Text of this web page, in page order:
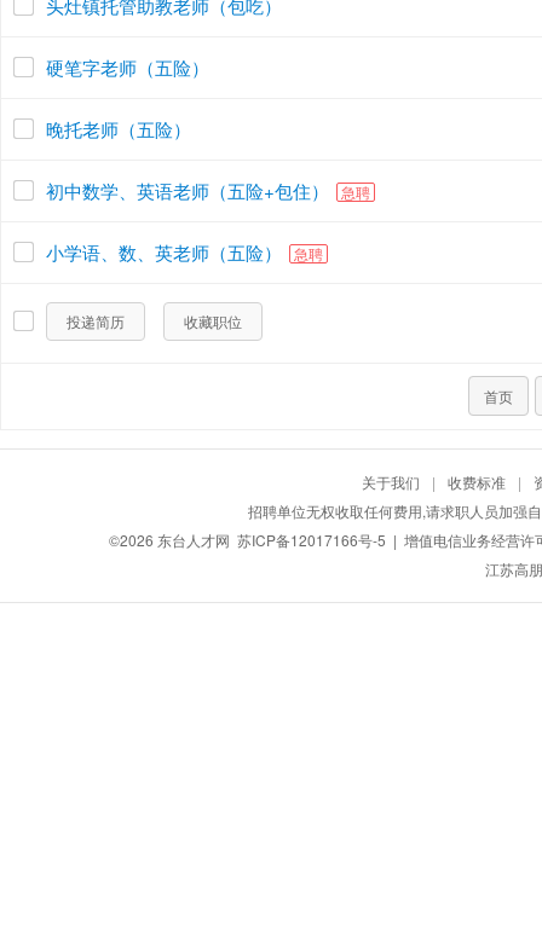
头灶镇托管助教老师（包吃）
硬笔字老师（五险）
晚托老师（五险）
初中数学、英语老师（五险+包住） 急聘
小学语、数、英老师（五险） 急聘
投递简历 收藏职位
首页
关于我们 | 收费标准 |
招聘单位无权收取任何费用,请求职人员加强
©2026 东台人才网 苏ICP备12017166号-5 | 增值电信业务经营
江苏高